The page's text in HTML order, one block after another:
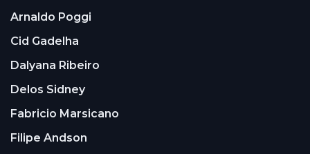
Arnaldo Poggi
Cid Gadelha
Dalyana Ribeiro
Delos Sidney
Fabricio Marsicano
Filipe Andson